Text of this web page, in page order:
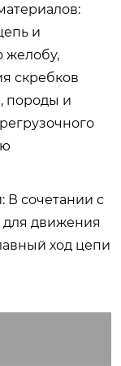
и
желобу,
скребков
породы и
В сочетании с
движения
ход цепи